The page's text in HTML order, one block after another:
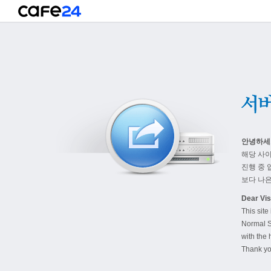
안녕하
해당 사
진행 중
보다 나
Dear
This site
Normal
with the
Thank